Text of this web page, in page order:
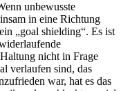
unbewusste
in eine Richtung
„goal shielding“. Es ist
nicht in Frage
verlaufen sind, das
war, hat es das